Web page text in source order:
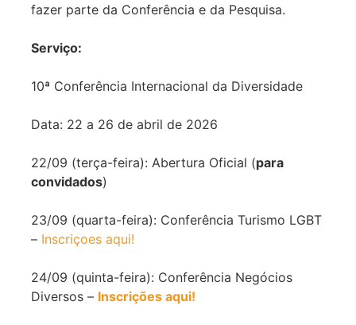
fazer parte da Conferência e da Pesquisa.
Serviço:
10ª Conferência Internacional da Diversidade
Data: 22 a 26 de abril de 2026
22/09 (terça-feira): Abertura Oficial (para
convidados)
23/09 (quarta-feira): Conferência Turismo LGBT
– Inscriçoes aqui!
24/09 (quinta-feira): Conferência Negócios
Diversos – Inscrições aqui!